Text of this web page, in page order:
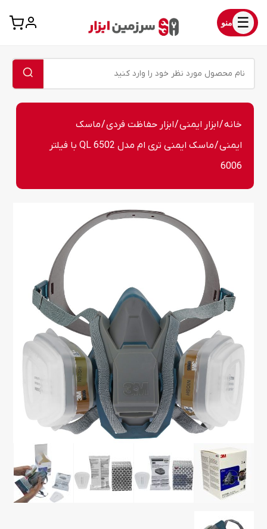
☰ منو
خانه/ابزار ایمنی/ابزار حفاظت فردی/ماسک
ایمنی
/ ماسک ایمنی تری ام مدل 6502 QL با فیلتر
6006